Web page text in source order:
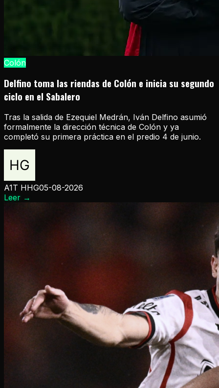
Colón
Delfino toma las riendas de Colón e inicia su segundo
ciclo en el Sabalero
Tras la salida de Ezequiel Medrán, Iván Delfino asumió
formalmente la dirección técnica de Colón y ya
completó su primera práctica en el predio 4 de junio.
A1T HHG05-08-2026
Leer →